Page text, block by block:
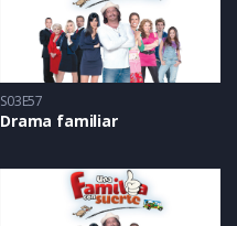
S03E57
Drama familiar